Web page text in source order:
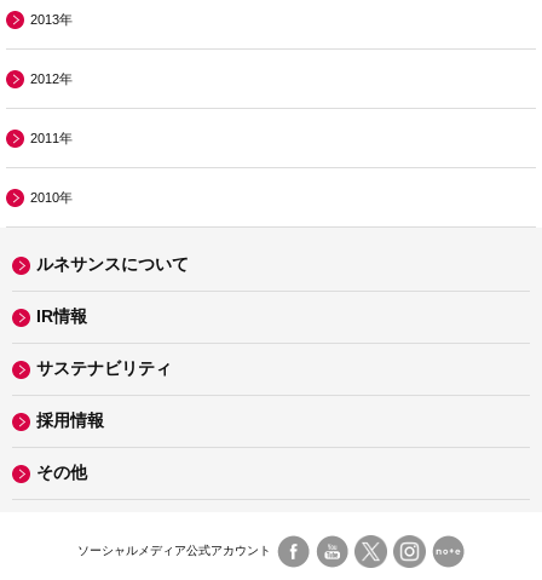
2013年
2012年
2011年
2010年
ルネサンスについて
IR情報
サステナビリティ
採用情報
その他
ソーシャルメディア公式アカウント